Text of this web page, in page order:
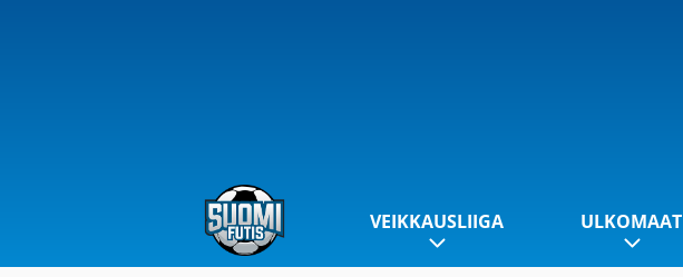
VEIKKAUSLIIGA ULKOMAAT